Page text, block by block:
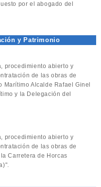
por el abogado del
y Patrimonio
procedimiento abierto y
de las obras de
Alcalde Rafael Ginel
y la Delegación del
procedimiento abierto y
de las obras de
Carretera de Horcas